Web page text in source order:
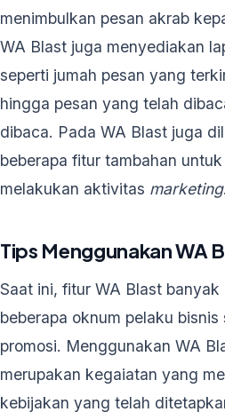
menimbulkan pesan akrab
WA Blast juga menyediakan
seperti jumah pesan yang
hingga pesan yang telah
dibaca. Pada WA Blast juga
beberapa fitur tambahan
melakukan aktivitas marketing.
Tips Menggunakan WA
Saat ini, fitur WA Blast
beberapa oknum pelaku
promosi. Menggunakan WA
merupakan kegaiatan yang
kebijakan yang telah